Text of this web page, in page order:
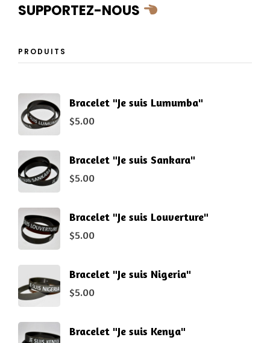
SUPPORTEZ-NOUS
PRODUITS
Bracelet "Je suis Lumumba"
$5.00
Bracelet "Je suis Sankara"
$5.00
Bracelet "Je suis Louverture"
$5.00
Bracelet "Je suis Nigeria"
$5.00
Bracelet "Je suis Kenya"